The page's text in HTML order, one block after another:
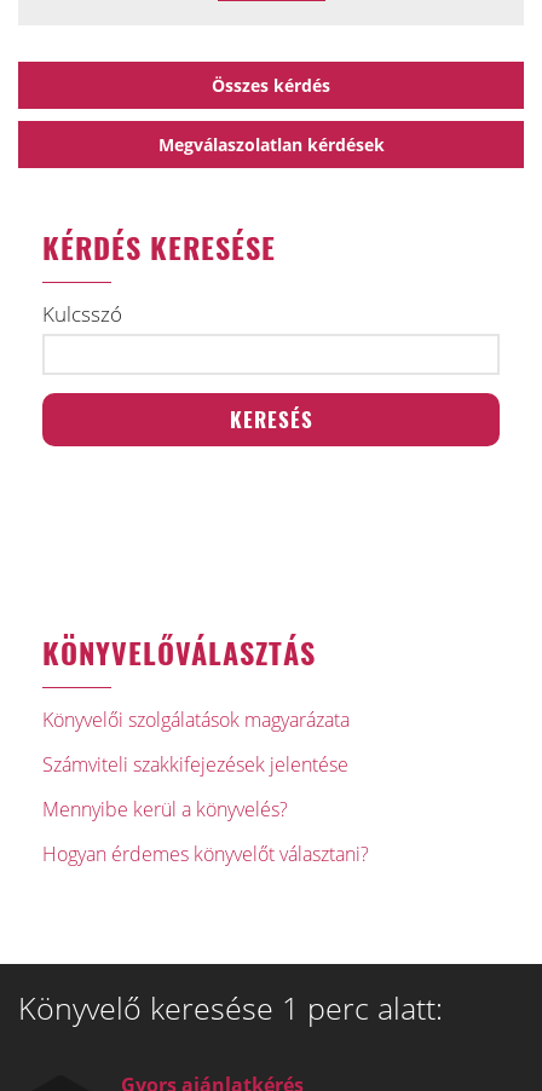
Összes kérdés
Megválaszolatlan kérdések
KÉRDÉS KERESÉSE
Kulcsszó
KÖNYVELŐVÁLASZTÁS
Könyvelői szolgálatások magyarázata
Számviteli szakkifejezések jelentése
Mennyibe kerül a könyvelés?
Hogyan érdemes könyvelőt választani?
Könyvelő keresése 1 perc alatt:
Gyors ajánlatkérés